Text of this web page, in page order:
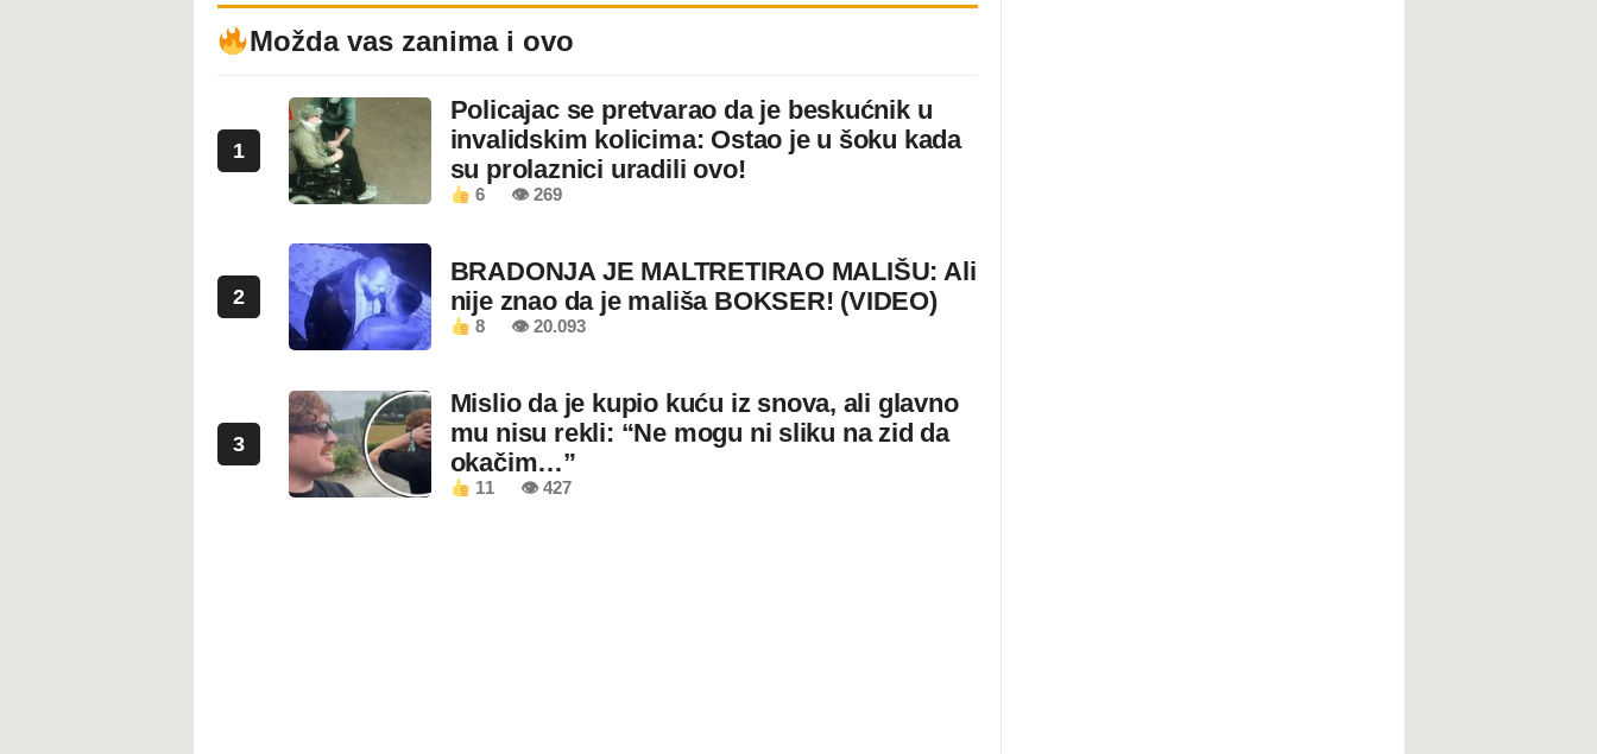
Možda vas zanima i ovo
1
Policajac se pretvarao da je beskućnik u
invalidskim kolicima: Ostao je u šoku kada
su prolaznici uradili ovo!
6 👁 269
2
BRADONJA JE MALTRETIRAO MALIŠU: Ali
nije znao da je mališa BOKSER! (VIDEO)
8 👁 20.093
3
Mislio da je kupio kuću iz snova, ali glavno
mu nisu rekli: “Ne mogu ni sliku na zid da
okačim…”
11 👁 427